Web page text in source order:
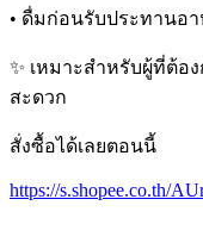
• ดื่มก่อนรับประทานอา
✨ เหมาะสำหรับผู้ที่ต้อ
สะดวก
สั่งซื้อได้เลยตอนนี้
https://s.shopee.co.th/